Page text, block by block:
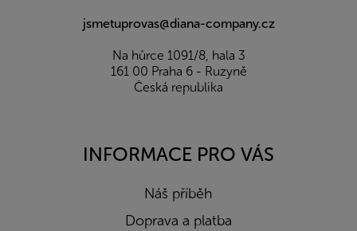
jsmetuprovas@diana-company.cz
Na hůrce 1091/8, hala 3
161 00 Praha 6 - Ruzyně
Česká republika
INFORMACE PRO VÁS
Náš příběh
Doprava a platba